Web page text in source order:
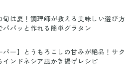
旬は夏！調理師が教える美味しい選び方
パパッと作れる簡単グラタン
パー】とうもろこしの甘みが絶品！サク
インドネシア風かき揚げレシピ